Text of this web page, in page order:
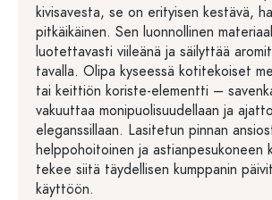
kivisavesta, se on erityisen kestävä,
pitkäikäinen. Sen luonnollinen
luotettavasti viileänä ja säilyttää
tavalla. Olipa kyseessä kotitekoiset
tai keittiön koriste-elementti –
vakuuttaa monipuolisuudellaan ja
eleganssillaan. Lasitetun pinnan
helppohoitoinen ja astianpesukoneen
tekee siitä täydellisen kumppanin
käyttöön.